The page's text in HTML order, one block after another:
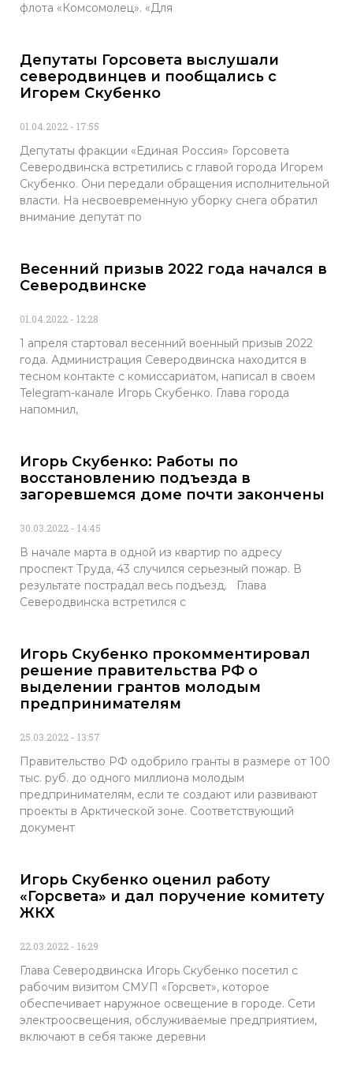
флота «Комсомолец». «Для
Депутаты Горсовета выслушали
северодвинцев и пообщались с
Игорем Скубенко
01.04.2022 17:55
Депутаты фракции «Единая Россия» Горсовета
Северодвинска встретились с главой города Игорем
Скубенко. Они передали обращения исполнительной
власти. На несвоевременную уборку снега обратил
внимание депутат по
Весенний призыв 2022 года начался в
Северодвинске
01.04.2022 12:28
1 апреля стартовал весенний военный призыв 2022
года. Администрация Северодвинска находится в
тесном контакте с комиссариатом, написал в своем
Telegram-канале Игорь Скубенко. Глава города
напомнил,
Игорь Скубенко: Работы по
восстановлению подъезда в
загоревшемся доме почти закончены
30.03.2022 14:45
В начале марта в одной из квартир по адресу
проспект Труда, 43 случился серьезный пожар. В
результате пострадал весь подъезд. Глава
Северодвинска встретился с
Игорь Скубенко прокомментировал
решение правительства РФ о
выделении грантов молодым
предпринимателям
25.03.2022 13:57
Правительство РФ одобрило гранты в размере от 100
тыс. руб. до одного миллиона молодым
предпринимателям, если те создают или развивают
проекты в Арктической зоне. Соответствующий
документ
Игорь Скубенко оценил работу
«Горсвета» и дал поручение комитету
ЖКХ
22.03.2022 16:29
Глава Северодвинска Игорь Скубенко посетил с
рабочим визитом СМУП «Горсвет», которое
обеспечивает наружное освещение в городе. Сети
электроосвещения, обслуживаемые предприятием,
включают в себя также деревни